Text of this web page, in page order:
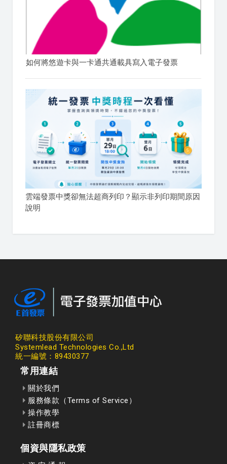
如何將悠遊卡與一卡通共通載具寫入電子發票
雲端發票中獎卻無法超商列印？顯示非列印期間原因
說明
矽聯科技股份有限公司
Systemlead Technologies Co.,Ltd
統一編號：89430377
常用連結
關於我們
服務條款（Terms of Service）
操作教學
註冊商標
個資與隱私政策